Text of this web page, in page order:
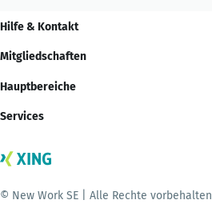
Hilfe & Kontakt
Mitgliedschaften
Hauptbereiche
Services
© New Work SE | Alle Rechte vorbehalten